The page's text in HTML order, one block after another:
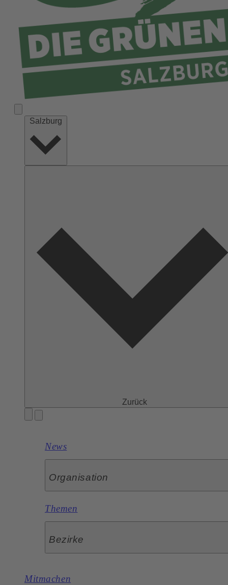
Salzburg
Zurück
News
Organisation
Themen
Bezirke
Mitmachen